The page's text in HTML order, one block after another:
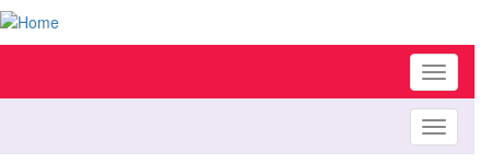
Toggle
Toggle